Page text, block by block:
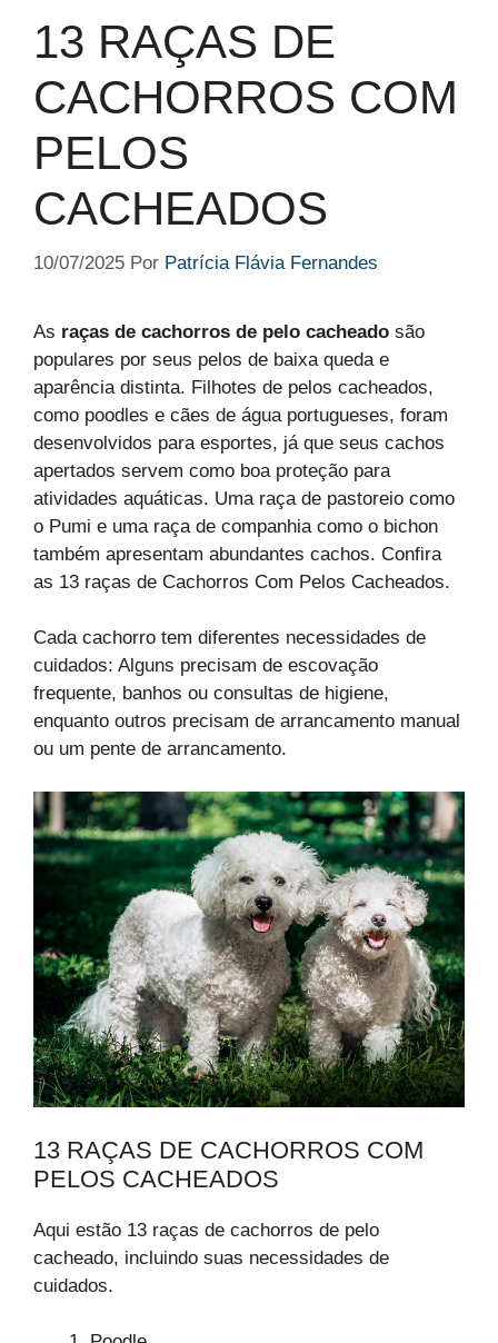
13 RAÇAS DE
CACHORROS COM
PELOS
CACHEADOS
10/07/2025 Por Patrícia Flávia Fernandes
As raças de cachorros de pelo cacheado são
populares por seus pelos de baixa queda e
aparência distinta. Filhotes de pelos cacheados,
como poodles e cães de água portugueses, foram
desenvolvidos para esportes, já que seus cachos
apertados servem como boa proteção para
atividades aquáticas. Uma raça de pastoreio como
o Pumi e uma raça de companhia como o bichon
também apresentam abundantes cachos. Confira
as 13 raças de Cachorros Com Pelos Cacheados.
Cada cachorro tem diferentes necessidades de
cuidados: Alguns precisam de escovação
frequente, banhos ou consultas de higiene,
enquanto outros precisam de arrancamento manual
ou um pente de arrancamento.
13 RAÇAS DE CACHORROS COM
PELOS CACHEADOS
Aqui estão 13 raças de cachorros de pelo
cacheado, incluindo suas necessidades de
cuidados.